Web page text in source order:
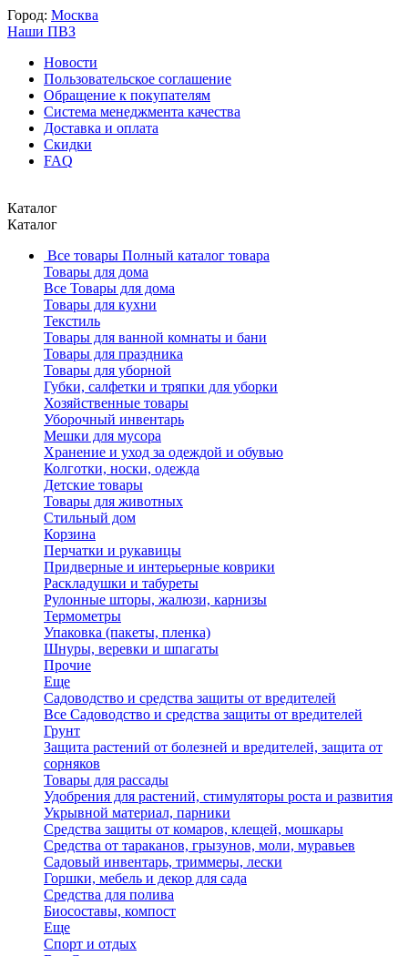
Город: Москва
Наши ПВЗ
Новости
Пользовательское соглашение
Обращение к покупателям
Система менеджмента качества
Доставка и оплата
Скидки
FAQ
Каталог
Каталог
Все товары Полный каталог товара
Товары для дома
Все Товары для дома
Товары для кухни
Текстиль
Товары для ванной комнаты и бани
Товары для праздника
Товары для уборной
Губки, салфетки и тряпки для уборки
Хозяйственные товары
Уборочный инвентарь
Мешки для мусора
Хранение и уход за одеждой и обувью
Колготки, носки, одежда
Детские товары
Товары для животных
Стильный дом
Корзина
Перчатки и рукавицы
Придверные и интерьерные коврики
Раскладушки и табуреты
Рулонные шторы, жалюзи, карнизы
Термометры
Упаковка (пакеты, пленка)
Шнуры, веревки и шпагаты
Прочие
Еще
Садоводство и средства защиты от вредителей
Все Садоводство и средства защиты от вредителей
Грунт
Защита растений от болезней и вредителей, защита от
сорняков
Товары для рассады
Удобрения для растений, стимуляторы роста и развития
Укрывной материал, парники
Средства защиты от комаров, клещей, мошкары
Средства от тараканов, грызунов, моли, муравьев
Садовый инвентарь, триммеры, лески
Горшки, мебель и декор для сада
Средства для полива
Биосоставы, компост
Еще
Спорт и отдых